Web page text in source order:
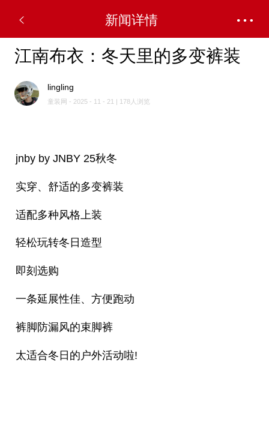
新闻详情
江南布衣：冬天里的多变裤装
lingling
童装网 - 2025 - 11 - 21 | 178人浏览
jnby by JNBY 25秋冬
实穿、舒适的多变裤装
适配多种风格上装
轻松玩转冬日造型
即刻选购
一条延展性佳、方便跑动
裤脚防漏风的束脚裤
太适合冬日的户外活动啦!